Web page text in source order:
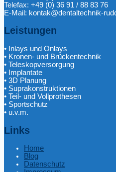
Telefax: +49 (0) 36 91 / 88 83 76
E-Mail: kontak@dentaltechnik-
Leistungen
• Inlays und Onlays
• Kronen- und Brückentechnik
• Teleskopversorgung
• Implantate
• 3D Planung
• Suprakonstruktionen
• Teil- und Vollprothesen
• Sportschutz
• u.v.m.
Links
Home
Blog
Datenschutz